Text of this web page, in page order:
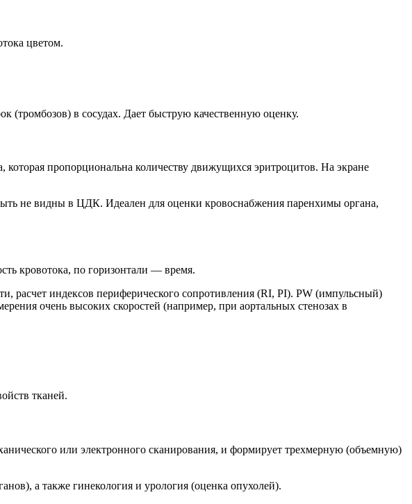
цветом.
(тромбозов) в сосудах. Дает быструю качественную оценку.
пропорциональна количеству движущихся эритроцитов. На экране
не видны в ЦДК. Идеален для оценки кровоснабжения паренхимы органа,
кровотока, по горизонтали — время.
расчет индексов периферического сопротивления (RI, PI). PW (импульсный)
очень высоких скоростей (например, при аортальных стенозах в
тканей.
или электронного сканирования, и формирует трехмерную (объемную)
а также гинекология и урология (оценка опухолей).